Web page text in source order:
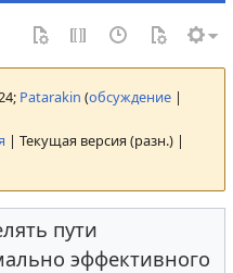
Patarakin (обсуждение|
| Текущая версия (разн.) |
пути
эффективного